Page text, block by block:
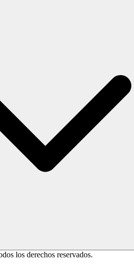
los derechos reservados.